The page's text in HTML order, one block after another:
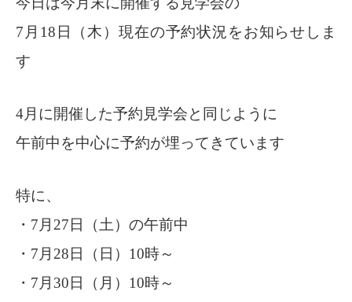
7月18日（木）現在の予約状況をお知らせしま
す
4月に開催した予約見学会と同じように
午前中を中心に予約が埋ってきています
特に、
・7月27日（土）の午前中
・7月28日（日）10時～
・7月30日（月）10時～